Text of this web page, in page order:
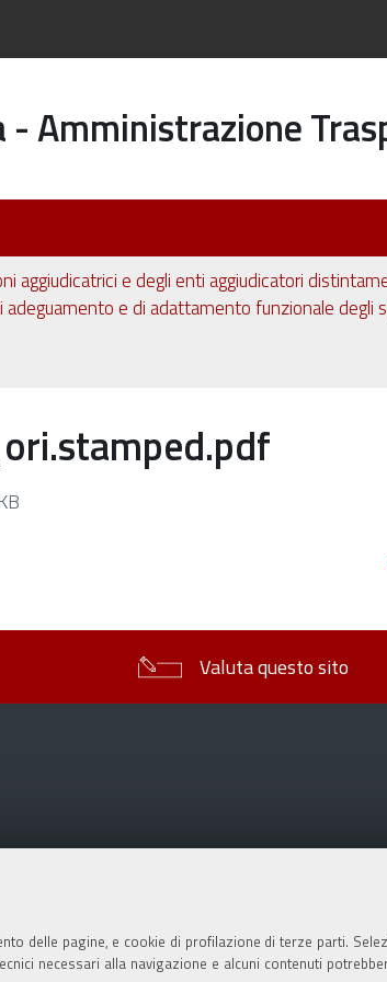
delle pagine, e cookie di profilazione di terze parti.
necessari alla navigazione e alcuni contenuti
- Amministrazione
aggiudicatrici e degli enti aggiudicatori
e di adattamento funzionale degli
Valuta questo sito